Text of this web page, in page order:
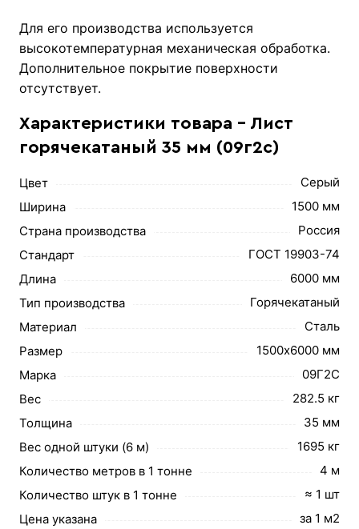
Для его производства используется
высокотемпературная механическая обработка.
Дополнительное покрытие поверхности
отсутствует.
Характеристики товара - Лист
горячекатаный 35 мм (09г2с)
Цвет
Серый
Ширина
1500 мм
Страна производства
Россия
Стандарт
ГОСТ 19903-74
Длина
6000 мм
Тип производства
Горячекатаный
Материал
Сталь
Размер
1500х6000 мм
Марка
09Г2С
Вес
282.5 кг
Толщина
35 мм
Вес одной штуки (6 м)
1695 кг
Количество метров в 1 тонне
4 м
Количество штук в 1 тонне
≈ 1 шт
Цена указана
за 1 м2